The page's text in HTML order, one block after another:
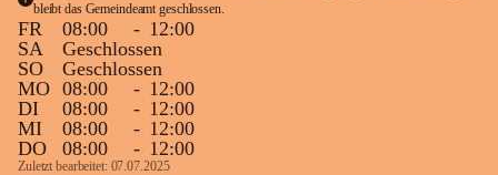
bleibt das Gemeindeamt geschlossen.
FR 08:00 - 12:00
SA
Geschlossen
SO
Geschlossen
MO 08:00 - 12:00
DI
08:00 - 12:00
MI
08:00 - 12:00
DO
08:00 - 12:00
Zuletzt bearbeitet: 07.07.2025